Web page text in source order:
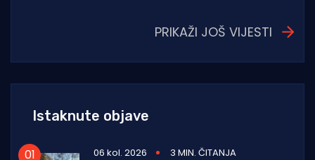
PRIKAŽI JOŠ VIJESTI
Istaknute objave
06 kol. 2026
3 MIN. ČITANJA